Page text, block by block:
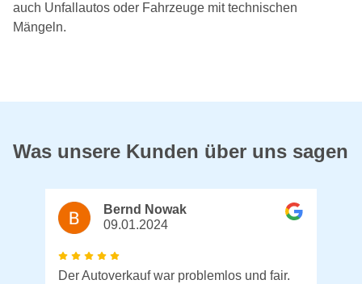
auch Unfallautos oder Fahrzeuge mit technischen
Mängeln.
Was unsere Kunden über uns sagen
Bernd Nowak
09.01.2024
Der Autoverkauf war problemlos und fair.